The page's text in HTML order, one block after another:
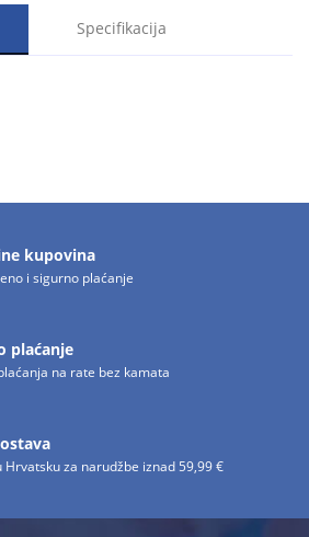
Specifikacija
kupovina
i sigurno plaćanje
plaćanje
na rate bez kamata
Hrvatsku za narudžbe iznad 59,99 €